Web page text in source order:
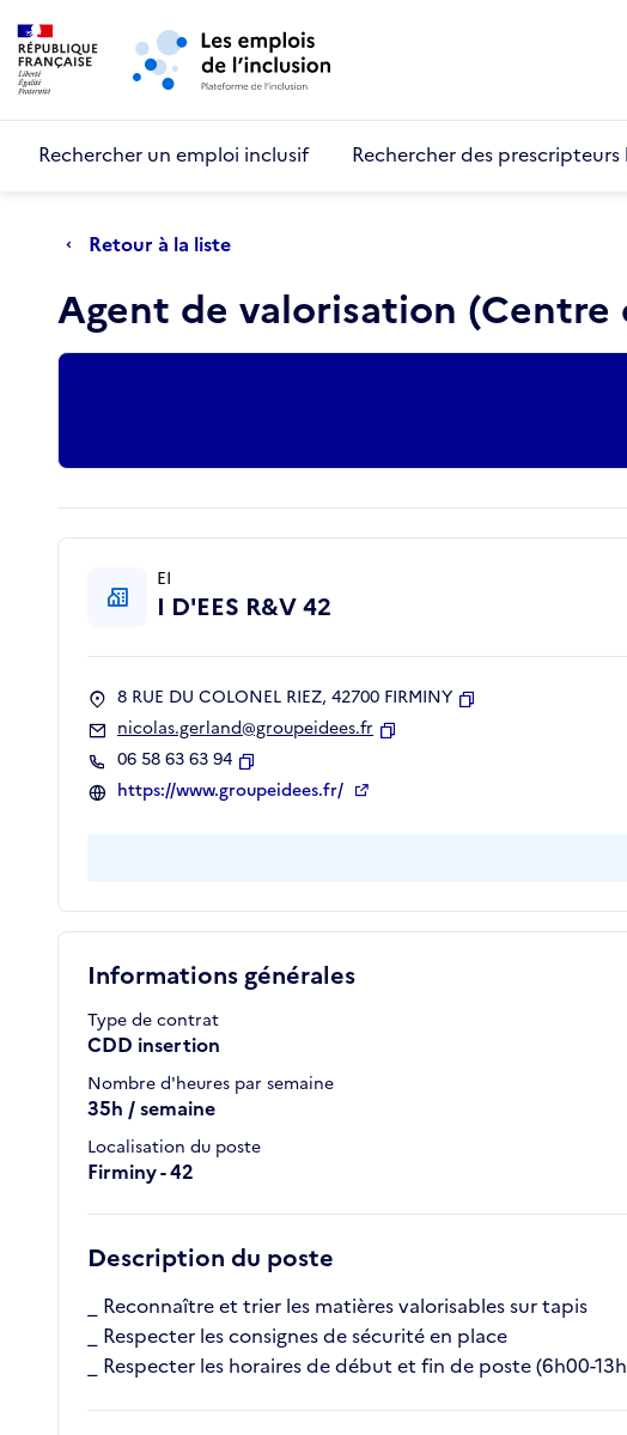
Aller au menu principal
Rechercher un emploi inclusif Rechercher des
Retour à la liste
Agent de valorisation
Informations générales
Type de contrat
CDD insertion
Nombre d'heures par semaine
35h / semaine
Localisation du poste
Firminy - 42
Description du poste
_ Reconnaître et trier les matières valorisables sur tapis
_ Respecter les consignes de sécurité en place
_ Respecter les horaires de début et fin de poste (6h00-
EI
I D'EES R&V 42
8 RUE DU COLONEL RIEZ, 42700 FIRMINY
nicolas.gerland@groupeidees.fr
06 58 63 63 94
Copier
https://www.groupeidees.fr/